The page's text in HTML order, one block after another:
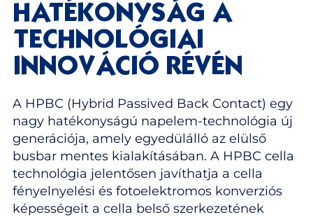
HATÉKONYSÁG A
TECHNOLÓGIAI
INNOVÁCIÓ RÉVÉN
A HPBC (Hybrid Passived Back Contact) egy
nagy hatékonyságú napelem-technológia új
generációja, amely egyedülálló az elülső
busbar mentes kialakításában. A HPBC cella
technológia jelentősen javíthatja a cella
fényelnyelési és fotoelektromos konverziós
képességeit a cella belső szerkezetének